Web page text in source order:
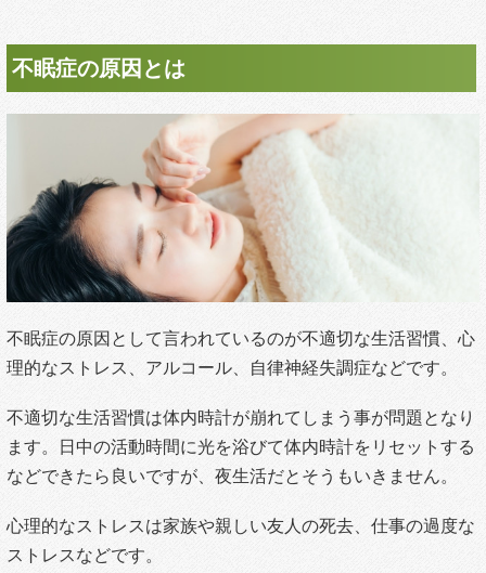
不眠症の原因とは
不眠症の原因として言われているのが不適切な生活習慣、心
理的なストレス、アルコール、自律神経失調症などです。
不適切な生活習慣は体内時計が崩れてしまう事が問題となり
ます。日中の活動時間に光を浴びて体内時計をリセットする
などできたら良いですが、夜生活だとそうもいきません。
心理的なストレスは家族や親しい友人の死去、仕事の過度な
ストレスなどです。